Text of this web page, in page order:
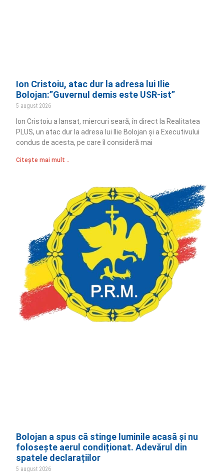
Ion Cristoiu, atac dur la adresa lui Ilie
Bolojan:”Guvernul demis este USR-ist”
5 august 2026
Ion Cristoiu a lansat, miercuri seară, în direct la Realitatea
PLUS, un atac dur la adresa lui Ilie Bolojan și a Executivului
condus de acesta, pe care îl consideră mai
Citește mai mult ..
Bolojan a spus că stinge luminile acasă și nu
folosește aerul condiționat. Adevărul din
spatele declarațiilor
5 august 2026